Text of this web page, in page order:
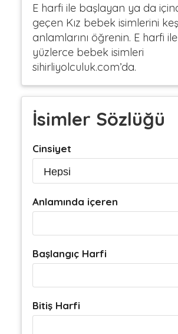
E harfi ile başlayan ya da
geçen Kız bebek isimlerini
anlamlarını öğrenin. E harfi
yüzlerce bebek isimleri
sihirliyolculuk.com’da.
İsimler Sözlüğü
Cinsiyet
Anlamında içeren
Başlangıç Harfi
Bitiş Harfi